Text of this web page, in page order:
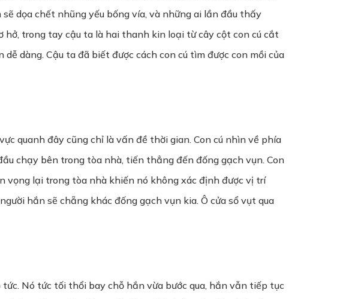
dọa chết nhũng yếu bống vía, và những ai lần đầu thấy
trong tay cậu ta là hai thanh kin loại từ cây cột con cú cắt
dàng. Cậu ta đã biết được cách con cú tìm được con mồi của
quanh đây cũng chỉ là vấn đề thời gian. Con cú nhìn về phía
chạy bên trong tòa nhà, tiến thẳng đến đống gạch vụn. Con
lại trong tòa nhà khiến nó không xác định được vị trí
hắn sẽ chẵng khác đống gạch vụn kia. Ô cửa sổ vụt qua
Nó tức tối thổi bay chỗ hắn vừa bước qua, hắn vẫn tiếp tục